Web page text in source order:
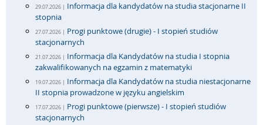
29.07.2026 | Informacja dla kandydatów na studia stacjonarne II
stopnia
27.07.2026 | Progi punktowe (drugie) - I stopień studiów
stacjonarnych
21.07.2026 | Informacja dla Kandydatów na studia I stopnia
zakwalifikowanych na egzamin z matematyki
19.07.2026 | Informacja dla Kandydatów na studia niestacjonarne
II stopnia prowadzone w języku angielskim
17.07.2026 | Progi punktowe (pierwsze) - I stopień studiów
stacjonarnych